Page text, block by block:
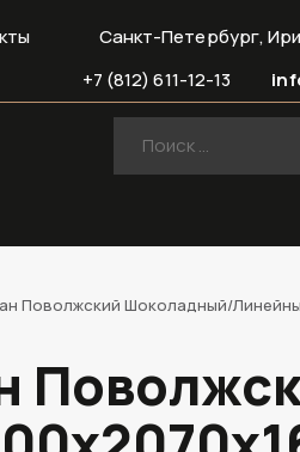
Санкт-Петербург,
+7 (812) 611-12-13
Поволжский Шоколадный/